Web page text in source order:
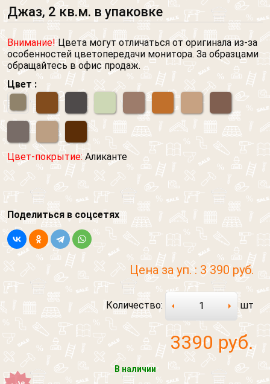
Джаз, 2 кв.м. в упаковке
Внимание!Цвета могут отличаться от оригинала из-за
особенностей цветопередачи монитора. За образцами
обращайтесь в офис продаж.
Цвет :
Цвет-покрытие: Аликанте
Поделиться в соцсетях
Цена за уп. : 3 390 руб.
Количество: шт
3390 руб.
В наличии
Обратная связь
Обратный звонок